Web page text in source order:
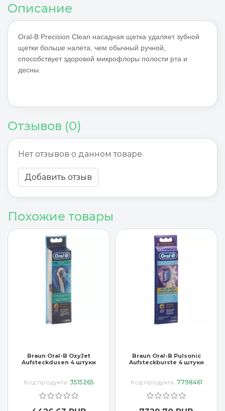
Описание
Oral-B Precision Clean насадная щетка удаляет зубной
щетки больше налета, чем обычный ручной,
способствует здоровой микрофлоры полости рта и
десны.
Отзывов (0)
Нет отзывов о данном товаре.
Добавить отзыв
Похожие товары
Braun Oral-B OxyJet
Aufsteckdusen 4 штуки
Код продукта: 3515265
Braun Oral-B Pulsonic
Aufsteckburste 4 штуки
Код продукта: 7798461